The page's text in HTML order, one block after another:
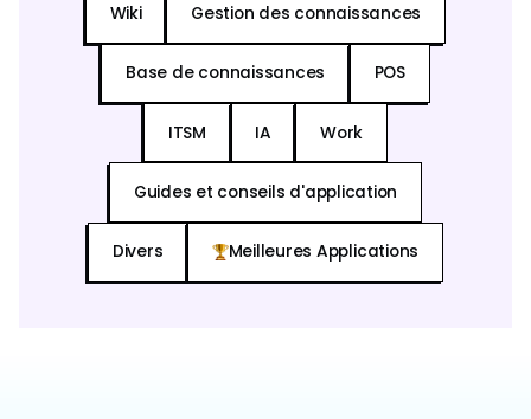
Wiki Gestion des connaissances
Base de connaissances POS
ITSM IA Work
Guides et conseils d'application
Divers Meilleures Applications